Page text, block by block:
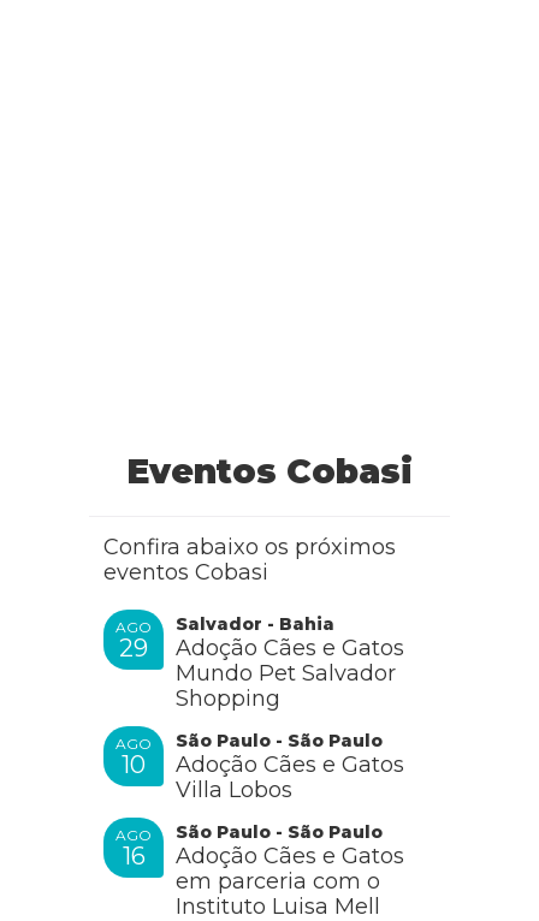
Eventos Cobasi
Confira abaixo os próximos
eventos Cobasi
AGO
29
Salvador - Bahia
Adoção Cães e Gatos
Mundo Pet Salvador
Shopping
AGO
10
São Paulo - São Paulo
Adoção Cães e Gatos
Villa Lobos
AGO
16
São Paulo - São Paulo
Adoção Cães e Gatos
em parceria com o
Instituto Luisa Mell